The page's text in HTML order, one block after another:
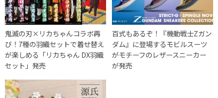
鬼滅の刃×リカちゃんコラボ再
び！7種の羽織セットで着せ替え
が楽しめる「リカちゃん DX羽織
セット」発売
百式もあるぞ！『機動戦士Zガン
ダム』に登場するモビルスーツ
がモチーフのレザースニーカー
が発売